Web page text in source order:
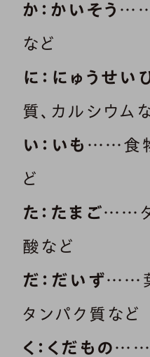
か：かいそう ……
など
に：にゅうせい
質、カルシウム
い：いも ……食物
ど
た：たまご……タ
酸など
だ：だいず……葉
タンパク質など
く：くだもの ……